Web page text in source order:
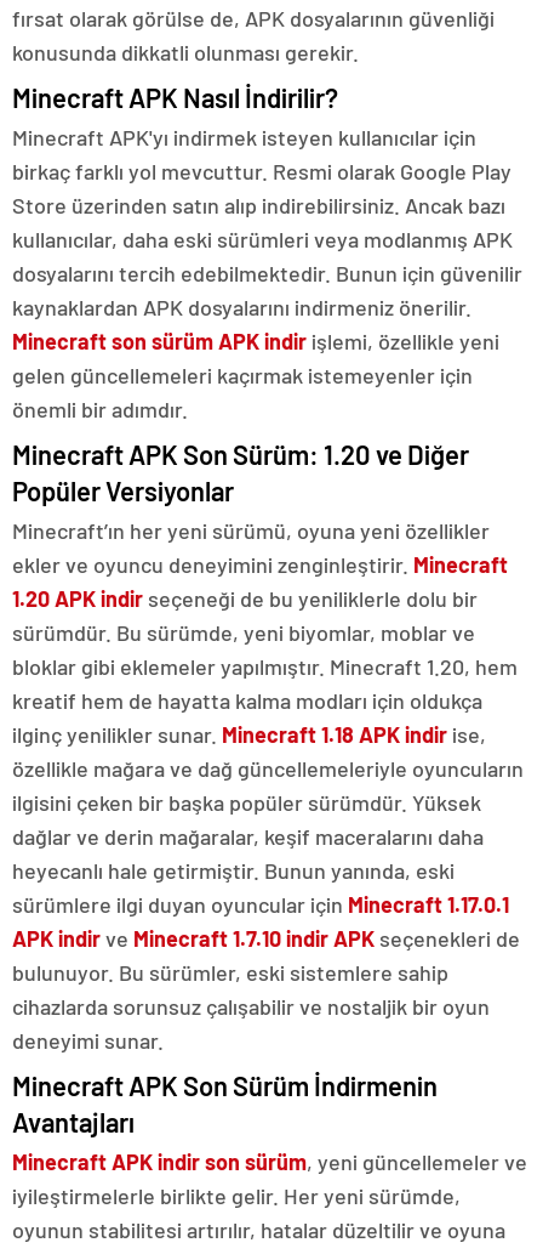
fırsat olarak görülse de, APK dosyalarının güvenliği
konusunda dikkatli olunması gerekir.
Minecraft APK Nasıl İndirilir?
Minecraft APK'yı indirmek isteyen kullanıcılar için
birkaç farklı yol mevcuttur. Resmi olarak Google Play
Store üzerinden satın alıp indirebilirsiniz. Ancak bazı
kullanıcılar, daha eski sürümleri veya modlanmış APK
dosyalarını tercih edebilmektedir. Bunun için güvenilir
kaynaklardan APK dosyalarını indirmeniz önerilir.
Minecraft son sürüm APK indir işlemi, özellikle yeni
gelen güncellemeleri kaçırmak istemeyenler için
önemli bir adımdır.
Minecraft APK Son Sürüm: 1.20 ve Diğer
Popüler Versiyonlar
Minecraft’ın her yeni sürümü, oyuna yeni özellikler
ekler ve oyuncu deneyimini zenginleştirir. Minecraft
1.20 APK indir seçeneği de bu yeniliklerle dolu bir
sürümdür. Bu sürümde, yeni biyomlar, moblar ve
bloklar gibi eklemeler yapılmıştır. Minecraft 1.20, hem
kreatif hem de hayatta kalma modları için oldukça
ilginç yenilikler sunar. Minecraft 1.18 APK indir ise,
özellikle mağara ve dağ güncellemeleriyle oyuncuların
ilgisini çeken bir başka popüler sürümdür. Yüksek
dağlar ve derin mağaralar, keşif maceralarını daha
heyecanlı hale getirmiştir. Bunun yanında, eski
sürümlere ilgi duyan oyuncular için Minecraft 1.17.0.1
APK indirve Minecraft 1.7.10 indir APK seçenekleri de
bulunuyor. Bu sürümler, eski sistemlere sahip
cihazlarda sorunsuz çalışabilir ve nostaljik bir oyun
deneyimi sunar.
Minecraft APK Son Sürüm İndirmenin
Avantajları
Minecraft APK indir son sürüm, yeni güncellemeler ve
iyileştirmelerle birlikte gelir. Her yeni sürümde,
oyunun stabilitesi artırılır, hatalar düzeltilir ve oyuna